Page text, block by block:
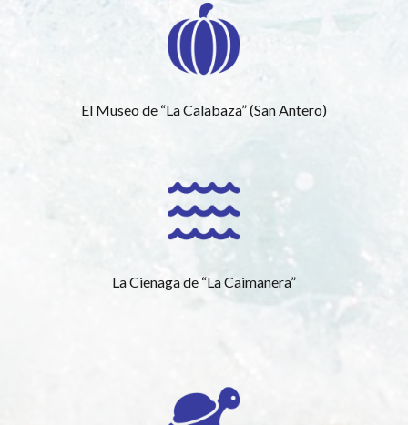
El Museo de “La Calabaza” (San Antero)
La Cienaga de “La Caimanera”